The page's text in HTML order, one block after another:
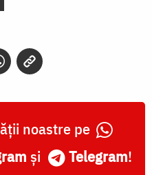
noastre pe
și Telegram!